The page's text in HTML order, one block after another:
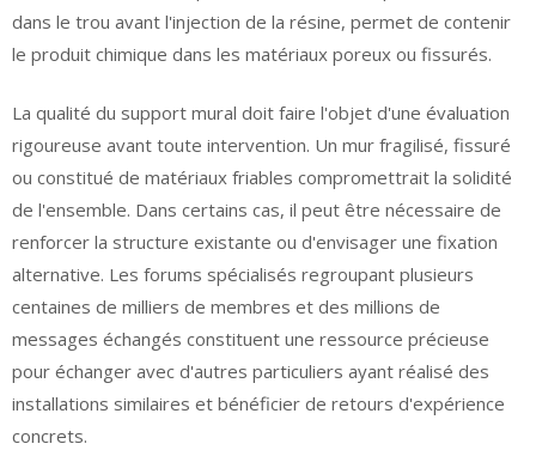
dans le trou avant l'injection de la résine, permet de contenir
le produit chimique dans les matériaux poreux ou fissurés.
La qualité du support mural doit faire l'objet d'une évaluation
rigoureuse avant toute intervention. Un mur fragilisé, fissuré
ou constitué de matériaux friables compromettrait la solidité
de l'ensemble. Dans certains cas, il peut être nécessaire de
renforcer la structure existante ou d'envisager une fixation
alternative. Les forums spécialisés regroupant plusieurs
centaines de milliers de membres et des millions de
messages échangés constituent une ressource précieuse
pour échanger avec d'autres particuliers ayant réalisé des
installations similaires et bénéficier de retours d'expérience
concrets.